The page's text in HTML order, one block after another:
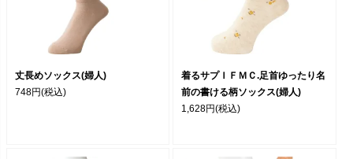
丈長めソックス(婦人)
748円(税込)
着るサプＩＦＭＣ.足首ゆったり名
前の書ける柄ソックス(婦人)
1,628円(税込)